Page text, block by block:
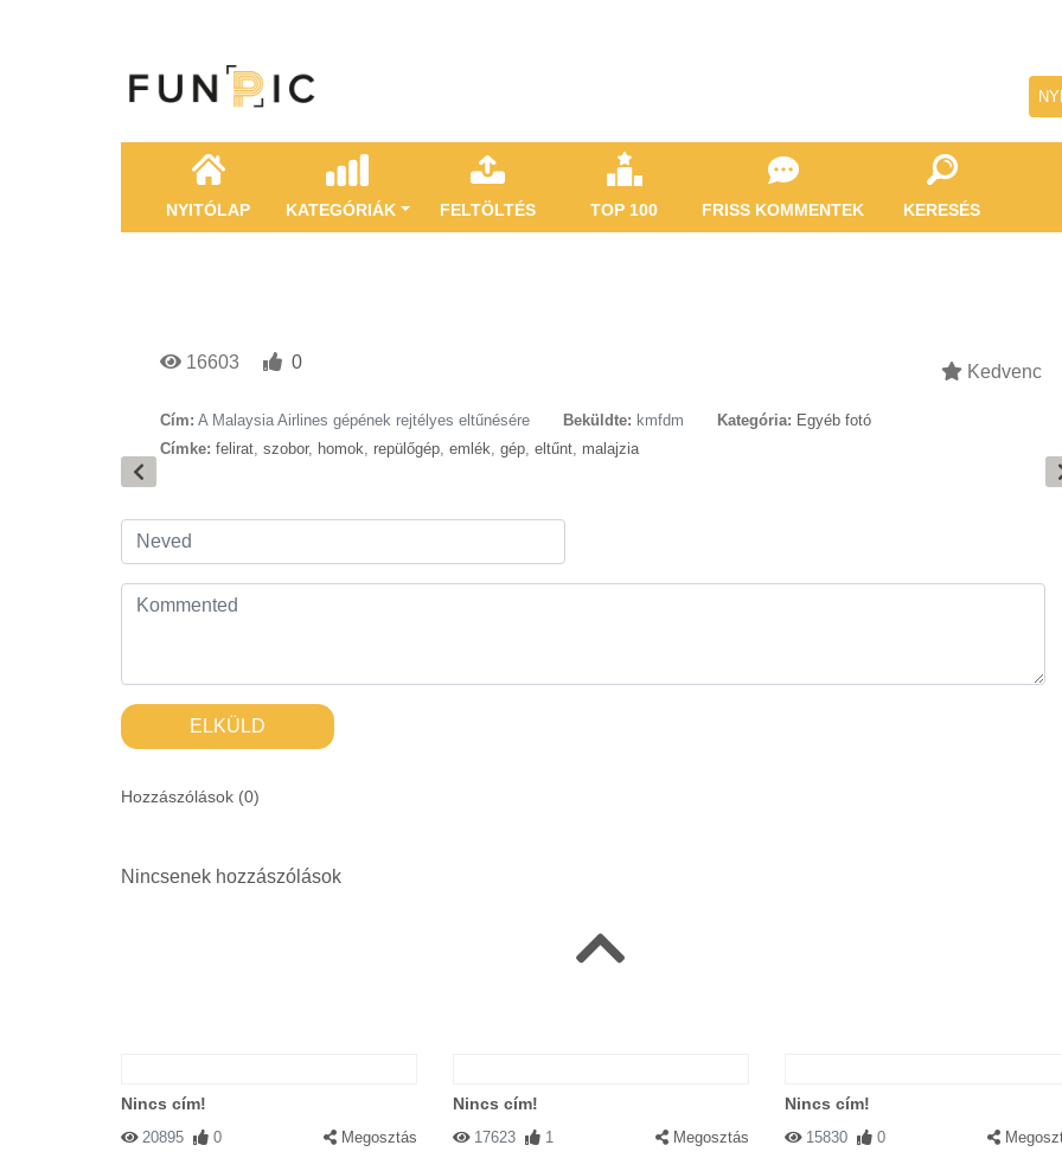
NYITÓLAP KATEGÓRIÁK FELTÖLTÉS TOP 100 FRISS KOMMENTEK KERESÉS
16603 0 Kedvenc
Cím: A Malaysia Airlines gépének rejtélyes eltűnésére Beküldte: kmfdm Kategória: Egyéb fotó
Címke: felirat, szobor, homok, repülőgép, emlék, gép, eltűnt, malajzia
ELKÜLD
Hozzászólások (0)
Nincsenek hozzászólások
Nincs cím!
20895 0 Megosztás
Nincs cím!
17623 1 Megosztás
Nincs cím!
15830 0